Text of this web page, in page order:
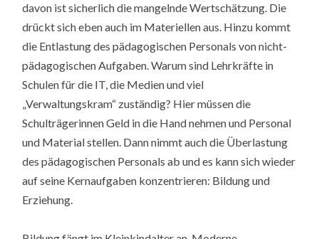
davon ist sicherlich die mangelnde Wertschätzung. Die
drückt sich eben auch im Materiellen aus. Hinzu kommt
die Entlastung des pädagogischen Personals von nicht-
pädagogischen Aufgaben. Warum sind Lehrkräfte in
Schulen für die IT, die Medien und viel
„Verwaltungskram“ zuständig? Hier müssen die
Schulträgerinnen Geld in die Hand nehmen und Personal
und Material stellen. Dann nimmt auch die Überlastung
des pädagogischen Personals ab und es kann sich wieder
auf seine Kernaufgaben konzentrieren: Bildung und
Erziehung.